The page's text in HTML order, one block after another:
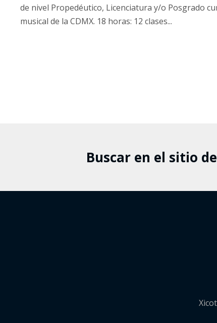
de nivel Propedéutico, Licenciatura y/o Posgrado
musical de la CDMX. 18 horas: 12 clases...
Buscar en el sitio